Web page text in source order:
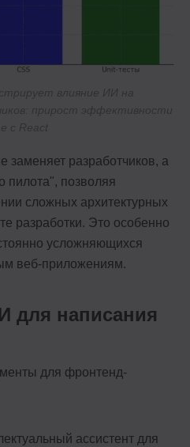
заменяет разработчиков, а
пилота", позволяя
сложных архитектурных
разработки. Это особенно
усложняющихся
веб-приложениям.
для написания
для фронтенд-
ассистент для